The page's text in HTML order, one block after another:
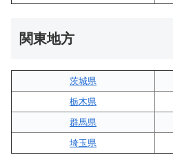
関東地方
茨城県
栃木県
群馬県
埼玉県